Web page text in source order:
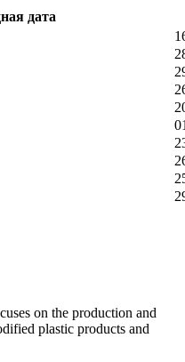
дата
on the production and
plastic products and